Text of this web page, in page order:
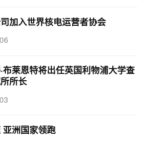
加入世界核电运营者协会
布莱恩特将出任英国利物浦大学查
所长
亚洲国家领跑